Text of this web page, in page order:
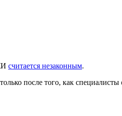
считается незаконным.
после того, как специалисты